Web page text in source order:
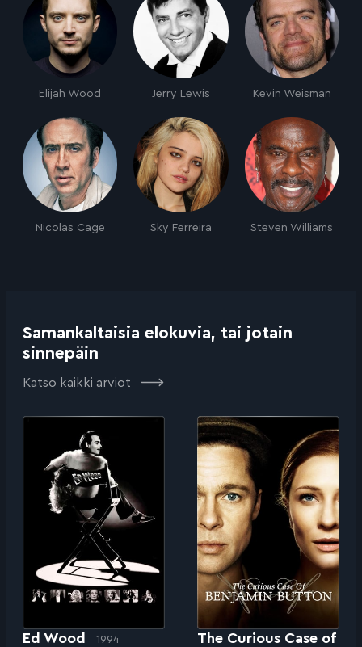
Elijah Wood Jerry Lewis Kevin Weisman
Nicolas Cage Sky Ferreira Steven Williams
Samankaltaisia elokuvia, tai jotain
sinnepäin
Katso kaikki arviot
Ed Wood 1994
The Curious Case of